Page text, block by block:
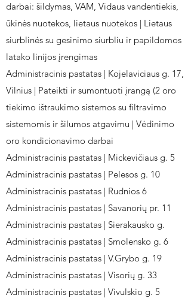
darbai: šildymas, VAM, Vidaus vandentiekis,
ūkinės nuotekos, lietaus nuotekos | Lietaus
siurblinės su gesinimo siurbliu ir papildomos
latako linijos įrengimas
Administracinis pastatas | Kojelaviciaus g. 17,
Vilnius | Pateikti ir sumontuoti įrangą (2 oro
tiekimo ištraukimo sistemos su filtravimo
sistemomis ir šilumos atgavimu | Vėdinimo
oro kondicionavimo darbai
Administracinis pastatas | Mickevičiaus g. 5
Administracinis pastatas | Pelesos g. 10
Administracinis pastatas | Rudnios 6
Administracinis pastatas | Savanorių pr. 11
Administracinis pastatas | Sierakausko g.
Administracinis pastatas | Smolensko g. 6
Administracinis pastatas | V.Grybo g. 19
Administracinis pastatas | Visorių g. 33
Administracinis pastatas | Vivulskio g. 5